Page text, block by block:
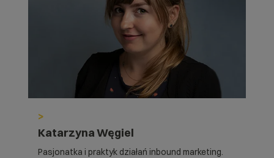
>
Katarzyna Węgiel
Pasjonatka i praktyk działań inbound marketing.